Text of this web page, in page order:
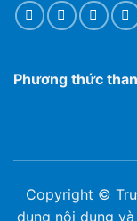
Phương thức
Copyright ©
dụng nội dung